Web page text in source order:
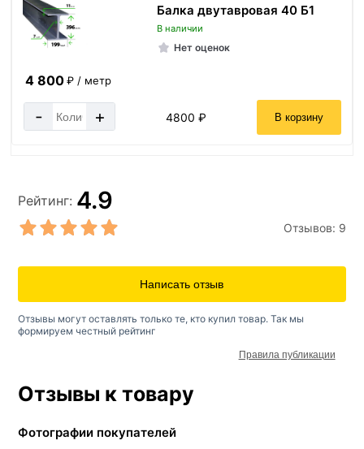
Балка двутавровая 40 Б1
В наличии
Нет оценок
4 800₽ / метр
- + 4800 ₽ В корзину
Отзывы к товару
Фотографии покупателей
Рейтинг: 4.9
Отзывов: 9
Написать отзыв
Отзывы могут оставлять только те, кто купил товар. Так мы
формируем честный рейтинг
Правила публикации